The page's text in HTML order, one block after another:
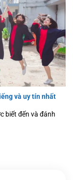
và uy tín nhất
biết đến và đánh